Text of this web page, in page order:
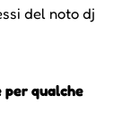
del noto dj
per qualche